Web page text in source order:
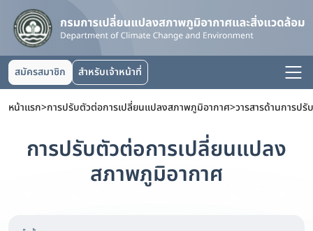
สมัครสมาชิก สำหรับเจ้าหน้าที่
หน้าแรก>การปรับตัวต่อการเปลี่ยนแปลงสภาพภูมิอากาศ>
การปรับตัวต่อการเปลี่ยนแปลง
สภาพภูมิอากาศ